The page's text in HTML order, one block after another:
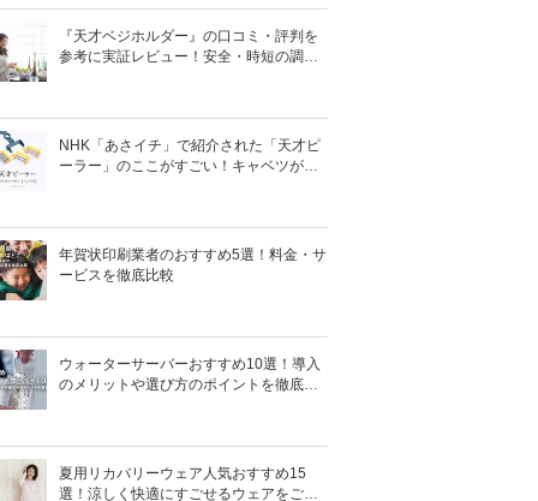
『天才ベジホルダー』の口コミ・評判を
参考に実証レビュー！安全・時短の調理
NHK「あさイチ」で紹介された「天才ピ
ーラー」のここがすごい！キャベツがほ
年賀状印刷業者のおすすめ5選！料金・サ
ービスを徹底比較
ウォーターサーバーおすすめ10選！導入
のメリットや選び方のポイントを徹底解
夏用リカバリーウェア人気おすすめ15
選！涼しく快適にすごせるウェアをご紹